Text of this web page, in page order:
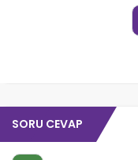
SORU CEVAP